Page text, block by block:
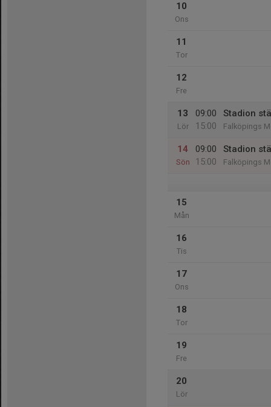
10
Ons
11
Tor
12
Fre
13
Lör
09:00
15:00
Stadion
Falköpings
14
Sön
09:00
15:00
Stadion
Falköpings
15
Mån
16
Tis
17
Ons
18
Tor
19
Fre
20
Lör